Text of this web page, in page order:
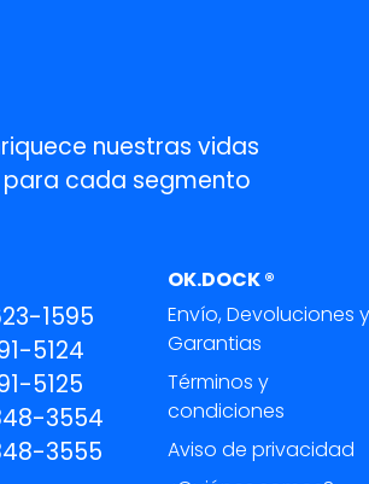
nuestras vidas
para cada segmento
1595
5124
5125
3554
3555
OK.DOCK ®
Envío, Devoluciones y
Garantias
Términos y
condiciones
Aviso de privacidad